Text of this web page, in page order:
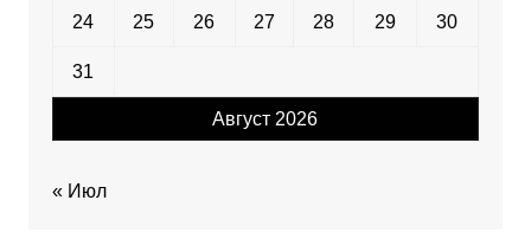
Август 2026
24 25 26 27 28 29 30
31
« Июл